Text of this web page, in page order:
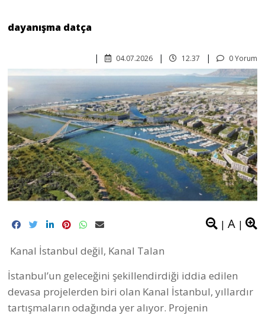
dayanışma datça
0 Yorum
12.37
04.07.2026
| A |
Kanal İstanbul değil, Kanal Talan
İstanbul’un geleceğini şekillendirdiği iddia edilen
devasa projelerden biri olan Kanal İstanbul, yıllardır
tartışmaların odağında yer alıyor. Projenin